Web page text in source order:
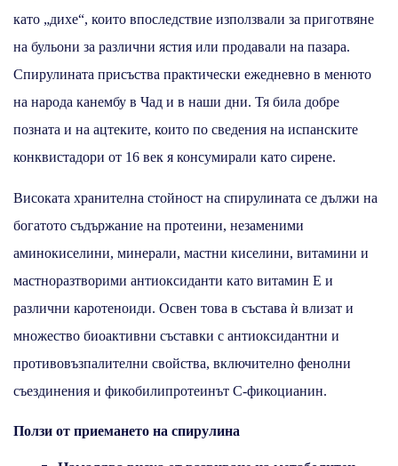
като „дихе“, които впоследствие използвали за приготвяне
на бульони за различни ястия или продавали на пазара.
Спирулината присъства практически ежедневно в менюто
на народа канембу в Чад и в наши дни. Тя била добре
позната и на ацтеките, които по сведения на испанските
конквистадори от 16 век я консумирали като сирене.
Високата хранителна стойност на спирулината се дължи на
богатото съдържание на протеини, незаменими
аминокиселини, минерали, мастни киселини, витамини и
мастноразтворими антиоксиданти като витамин Е и
различни каротеноиди. Освен това в състава ѝ влизат и
множество биоактивни съставки с антиоксидантни и
противовъзпалителни свойства, включително фенолни
съездинения и фикобилипротеинът С-фикоцианин.
Ползи от приемането на спирулина